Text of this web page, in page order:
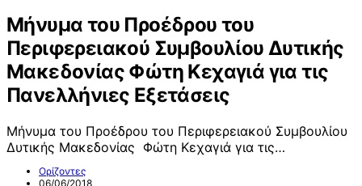
Μήνυμα του Προέδρου του
Περιφερειακού Συμβουλίου Δυτικής
Μακεδονίας Φώτη Κεχαγιά για τις
Πανελλήνιες Εξετάσεις
Μήνυμα του Προέδρου του Περιφερειακού Συμβουλίου
Δυτικής Μακεδονίας Φώτη Κεχαγιά για τις…
Ορίζοντες
06/06/2018